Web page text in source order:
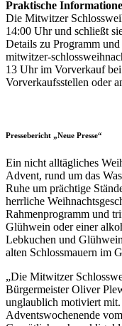
Praktische
Die Mitwitzer
14:00 Uhr und schließt
Details zu Programm
mitwitzer-
13 Uhr im Vorverkauf
Vorverkaufsstellen oder
Pressebericht „Neue Presse“
Ein nicht alltägliches
Advent, rund um das
Ruhe um prächtige
herrliche
Rahmenprogramm und
Glühwein oder einer
Lebkuchen und
alten Schlossmauern im
„Die Mitwitzer
Bürgermeister Oliver
unglaublich motiviert mit.
Adventswochenende